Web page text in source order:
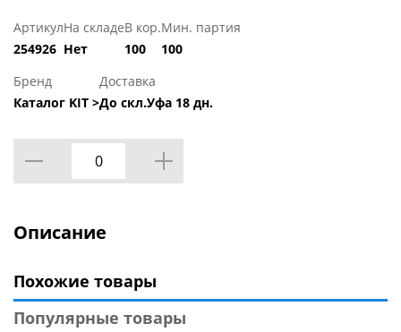
Артикул
254926
На складе
Нет
В кор.
100
Мин. партия
100
Бренд
Каталог KIT >
Доставка
До скл.Уфа 18 дн.
Описание
Похожие товары
Популярные товары